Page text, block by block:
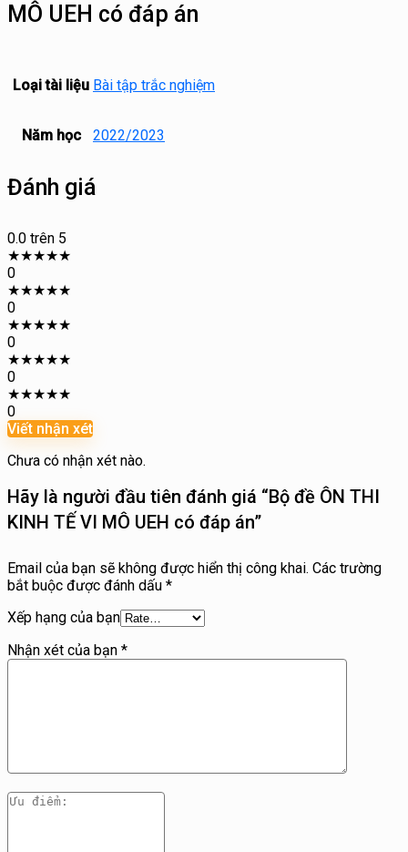
MÔ UEH có đáp án
Loại tài liệu Bài tập trắc nghiệm
Năm học 2022/2023
Đánh giá
0.0 trên 5
★★★★★
0
★★★★★
0
★★★★★
0
★★★★★
0
★★★★★
0
Viết nhận xét
Chưa có nhận xét nào.
Hãy là người đầu tiên đánh giá “Bộ đề ÔN THI
KINH TẾ VI MÔ UEH có đáp án”
Email của bạn sẽ không được hiển thị công khai. Các trường
bắt buộc được đánh dấu *
Xếp hạng của bạn
Nhận xét của bạn *